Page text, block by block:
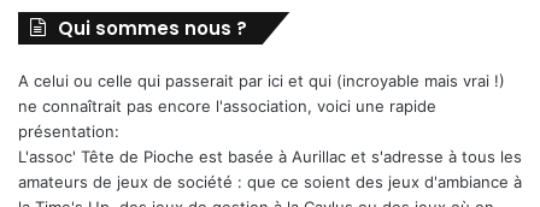
Qui sommes nous ?
A celui ou celle qui passerait par ici et qui (incroyable mais vrai !)
ne connaîtrait pas encore l'association, voici une rapide
présentation:
L'assoc' Tête de Pioche est basée à Aurillac et s'adresse à tous les
amateurs de jeux de société : que ce soient des jeux d'ambiance à